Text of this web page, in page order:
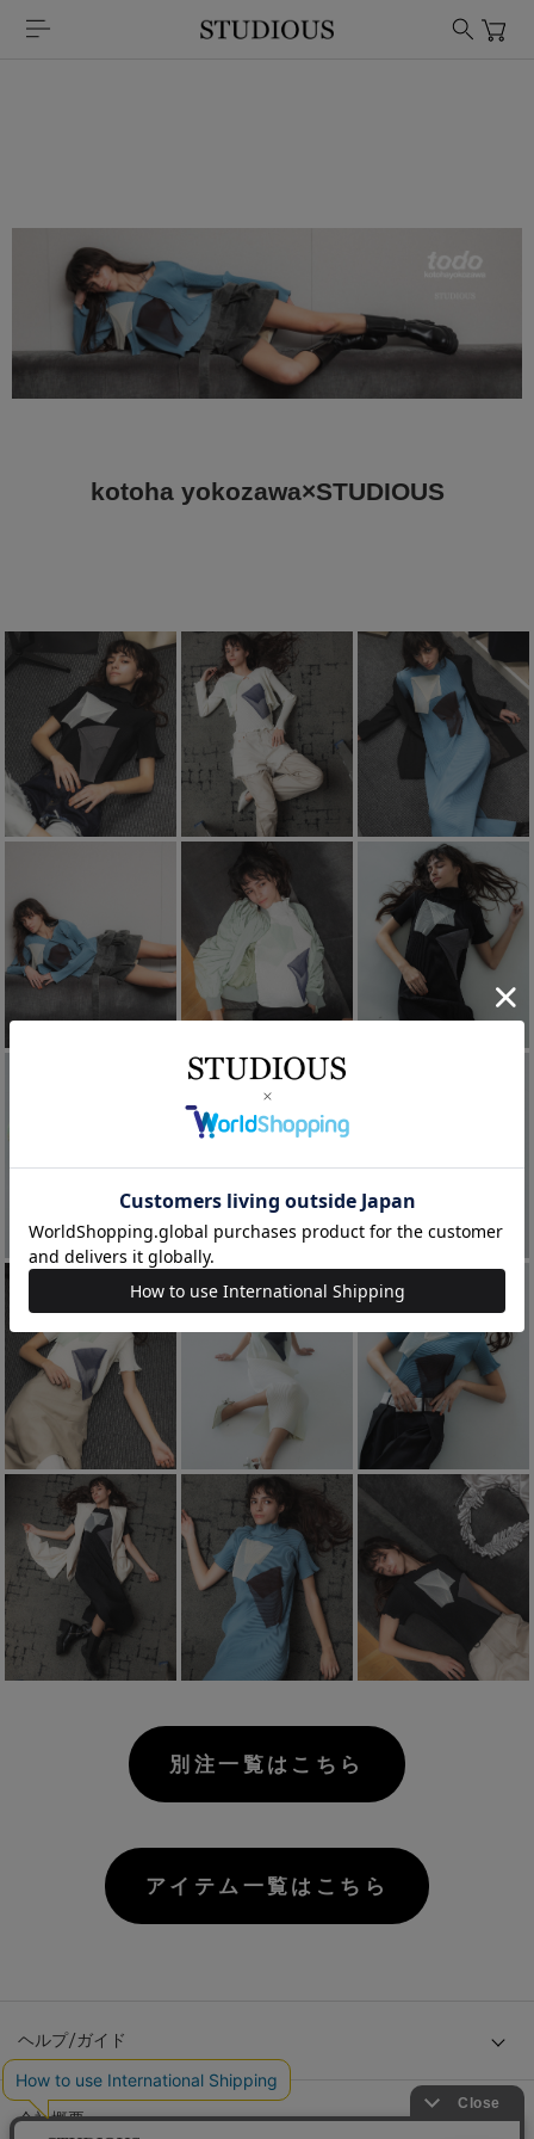
kotoha yokozawa×STUDIOUS
別注一覧はこちら
アイテム一覧はこちら
ヘルプ/ガイド
会社概要